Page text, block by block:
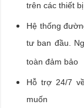
trên các thiết
Hệ thống
tư ban đầu.
toàn đảm bảo
Hỗ trợ 24/7
muốn